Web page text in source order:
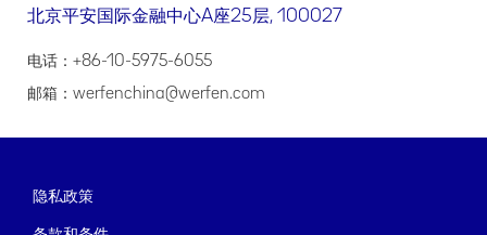
共享
为实现本政策所述的个人信息处理目的，我们可能会与我们的关联
公司共享我们基于本政策收集和处理的您的个人信息。您可以联系
我们获取您的个人信息接收方详情（包括接收方的名称、联系方
我们不会将您的个人信息转让给任何公司、组织和个人，但以下情
北京平安国际金融中心A座25层, 100027
电话：+86-10-5975-6055
邮箱：werfenchina@werfen.com
隐私政策